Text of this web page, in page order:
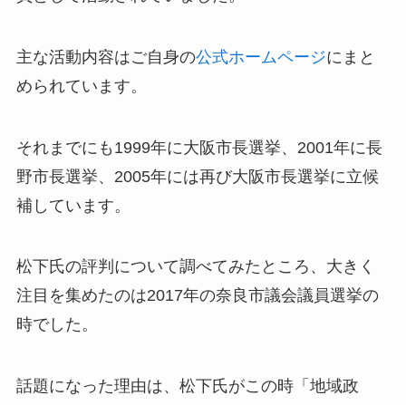
主な活動内容はご自身の公式ホームページにまと
められています。
それまでにも1999年に大阪市長選挙、2001年に長
野市長選挙、2005年には再び大阪市長選挙に立候
補しています。
松下氏の評判について調べてみたところ、大きく
注目を集めたのは2017年の奈良市議会議員選挙の
時でした。
話題になった理由は、松下氏がこの時「地域政